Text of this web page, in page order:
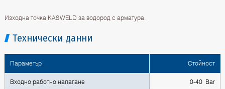
Изходна точка KASWELD за водород с арматура.
Технически данни
Параметър Стойност
Входно работно налагане 0-40 Bar